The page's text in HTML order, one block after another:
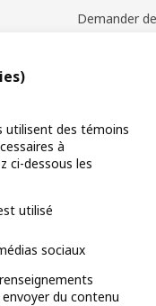
Demander
Échanges
utilisent des témoins
à
ci-dessous les
utilisé
sociaux
du contenu